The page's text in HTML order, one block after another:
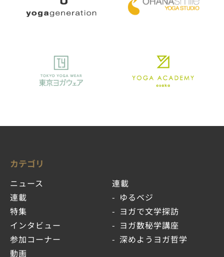
カテゴリ
ニュース
連載
特集
インタビュー
参加コーナー
動画
連載
ゆるベジ
ヨガで文学探訪
ヨガ数秘学講座
深めようヨガ哲学